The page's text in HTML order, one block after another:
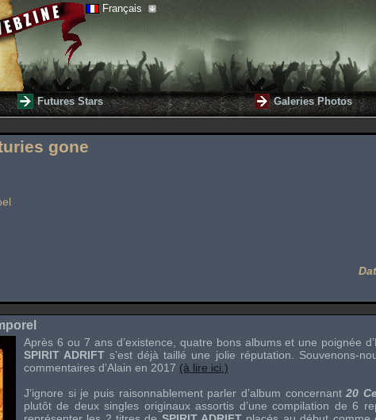
Français
Futures Stars Galeries Photos
gone
Après 6 ou 7 ans d’existence, quatre bons albums et une poignée
SPIRIT ADRIFT s’est déjà taillé une jolie réputation. Souvenons-
commentaires d’Alain en 2017 (à lire ici.)
J’ignore si je puis raisonnablement parler d’album concernant20
plutôt de deux singles originaux assortis d’une compilation de 6